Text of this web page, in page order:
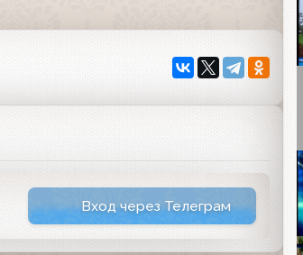
Вход через Телеграм